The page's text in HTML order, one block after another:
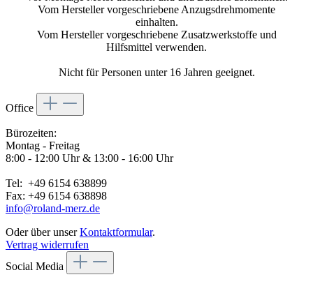
Vom Hersteller vorgeschriebene Anzugsdrehmomente
einhalten.
Vom Hersteller vorgeschriebene Zusatzwerkstoffe und
Hilfsmittel verwenden.
Nicht für Personen unter 16 Jahren geeignet.
Office
Bürozeiten:
Montag - Freitag
8:00 - 12:00 Uhr & 13:00 - 16:00 Uhr
Tel: +49 6154 638899
Fax: +49 6154 638898
info@roland-merz.de
Oder über unserKontaktformular.
Vertrag widerrufen
Social Media